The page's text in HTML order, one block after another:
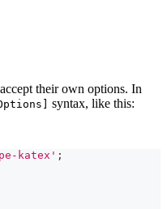
their own options. In
syntax, like this:
katex' ;